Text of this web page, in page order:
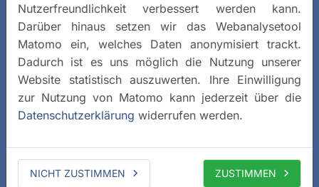
Nutzerfreundlichkeit verbessert werden kann.
Darüber hinaus setzen wir das Webanalysetool
Matomo ein, welches Daten anonymisiert trackt.
Dadurch ist es uns möglich die Nutzung unserer
Website statistisch auszuwerten. Ihre Einwilligung
zur Nutzung von Matomo kann jederzeit über die
Datenschutzerklärung widerrufen werden.
NICHT ZUSTIMMEN ZUSTIMMEN